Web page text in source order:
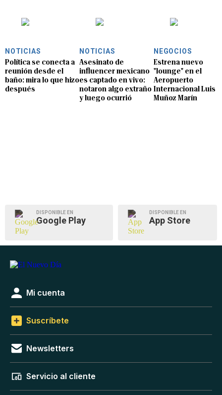
NOTICIAS
Política se conecta a
reunión desde el
baño: mira lo que hizo
después
NOTICIAS
Asesinato de
influencer mexicano
es captado en vivo:
notaron algo extraño
y luego ocurrió
NEGOCIOS
Estrena nuevo
"lounge" en el
Aeropuerto
Internacional Luis
Muñoz Marín
DISPONIBLE EN
Google Play
DISPONIBLE EN
App Store
Mi cuenta
Suscríbete
Newsletters
Servicio al cliente